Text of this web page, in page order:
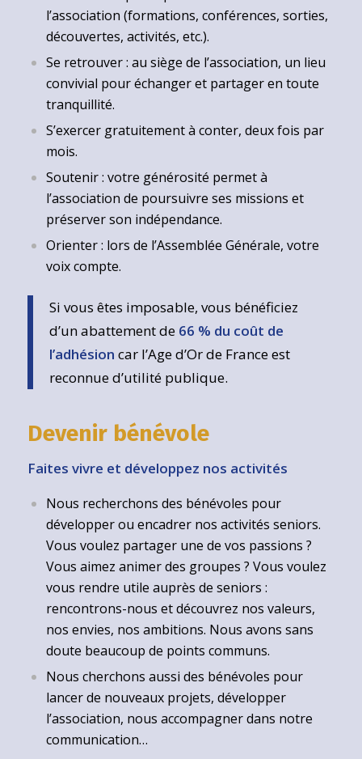
l’association (formations, conférences, sorties,
découvertes, activités, etc.).
Se retrouver : au siège de l’association, un lieu
convivial pour échanger et partager en toute
tranquillité.
S’exercer gratuitement à conter, deux fois par
mois.
Soutenir : votre générosité permet à
l’association de poursuivre ses missions et
préserver son indépendance.
Orienter : lors de l’Assemblée Générale, votre
voix compte.
Si vous êtes imposable, vous bénéficiez
d’un abattement de 66 % du coût de
l’adhésion car l’Age d’Or de France est
reconnue d’utilité publique.
Devenir bénévole
Faites vivre et développez nos activités
Nous recherchons des bénévoles pour
développer ou encadrer nos activités seniors.
Vous voulez partager une de vos passions ?
Vous aimez animer des groupes ? Vous voulez
vous rendre utile auprès de seniors :
rencontrons-nous et découvrez nos valeurs,
nos envies, nos ambitions. Nous avons sans
doute beaucoup de points communs.
Nous cherchons aussi des bénévoles pour
lancer de nouveaux projets, développer
l’association, nous accompagner dans notre
communication…